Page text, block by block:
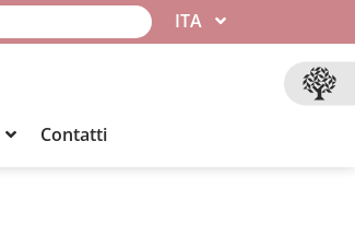
ITA
Contatti